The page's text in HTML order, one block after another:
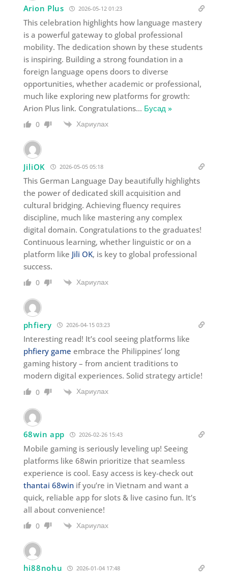
Arion Plus 2026-05-12 01:23
This celebration highlights how language mastery
is a powerful gateway to global professional
mobility. The dedication shown by these students
is inspiring. Building a strong foundation in a
foreign language opens doors to diverse
opportunities, whether academic or professional,
much like exploring new platforms for growth:
Arion Plus link. Congratulations… Бусад »
0 Хариулах
JiliOK 2026-05-05 05:18
This German Language Day beautifully highlights
the power of dedicated skill acquisition and
cultural bridging. Achieving fluency requires
discipline, much like mastering any complex
digital domain. Congratulations to the graduates!
Continuous learning, whether linguistic or on a
platform like Jili OK, is key to global professional
success.
0 Хариулах
phfiery 2026-04-15 03:23
Interesting read! It’s cool seeing platforms like
phfiery game embrace the Philippines’ long
gaming history – from ancient traditions to
modern digital experiences. Solid strategy article!
0 Хариулах
68win app 2026-02-26 15:43
Mobile gaming is seriously leveling up! Seeing
platforms like 68win prioritize that seamless
experience is cool. Easy access is key-check out
thantai 68winif you’re in Vietnam and want a
quick, reliable app for slots & live casino fun. It’s
all about convenience!
0 Хариулах
hi88nohu 2026-01-04 17:48